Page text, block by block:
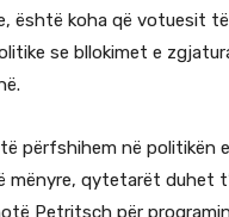
është koha që votuesit
se bllokimet e
të përfshihem në politikën
mënyre, qytetarët duhet
Petritsch për